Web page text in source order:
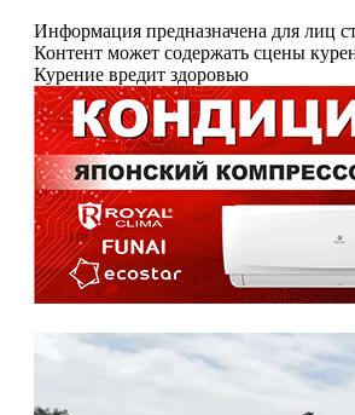
Информация предназначена для лиц
Контент может содержать сцены
Курение вредит здоровью